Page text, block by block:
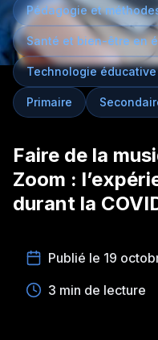
Pédagogie et
Santé et bien-être en
Technologie
Primaire
Faire de la
Zoom :
durant la
Publié le 19
3 min de lecture